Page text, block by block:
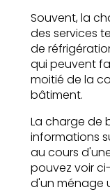
Souvent, la
des services
de
qui peuvent
moitié de la
bâtiment.
La charge de
informations
au cours
pouvez voir
d'un ménage